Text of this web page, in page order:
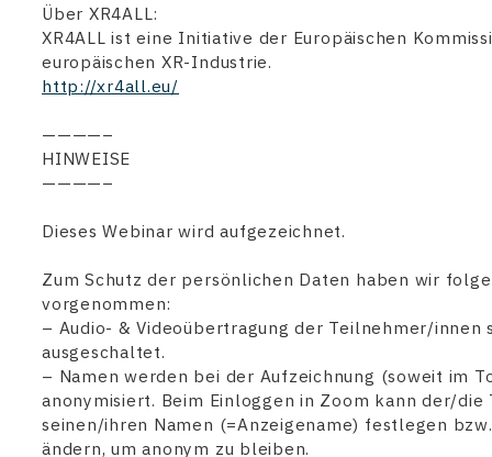
Über XR4ALL:
XR4ALL ist eine Initiative der Europäischen
europäischen XR-Industrie.
http://xr4all.eu/
————–
HINWEISE
————–
Dieses Webinar wird aufgezeichnet.
Zum Schutz der persönlichen Daten haben wir
vorgenommen:
– Audio- & Videoübertragung der Teilnehmer/innen
ausgeschaltet.
– Namen werden bei der Aufzeichnung (soweit im
anonymisiert. Beim Einloggen in Zoom kann der/
seinen/ihren Namen (=Anzeigename) festlegen
ändern, um anonym zu bleiben.